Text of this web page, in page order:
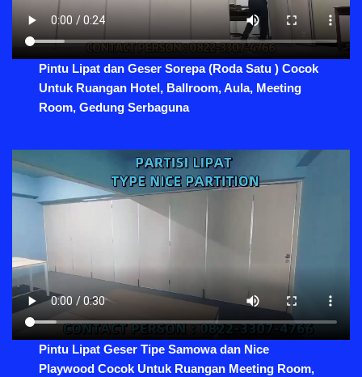
Pintu Lipat dan Geser Sorepa (Roda Satu ) Cocok
Untuk Ruangan Hotel, Ballroom, Aula, Meeting
Room, Gedung Serbaguna
Pintu Lipat Geser Tipe Samowa dan Nice
Playwood Cocok Untuk Ruangan Meeting Room,